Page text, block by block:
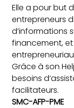
Elle a pour but
entrepreneurs
d’informations
financement,
Grâce à son
besoins
facilitateurs.
SMC-AFP-PME